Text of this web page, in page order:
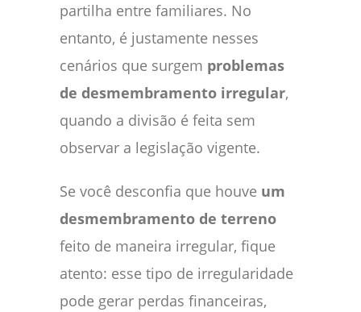
partilha entre familiares. No
entanto, é justamente nesses
cenários que surgem problemas
de desmembramento irregular,
quando a divisão é feita sem
observar a legislação vigente.
Se você desconfia que houve um
desmembramento de terreno
feito de maneira irregular, fique
atento: esse tipo de irregularidade
pode gerar perdas financeiras,